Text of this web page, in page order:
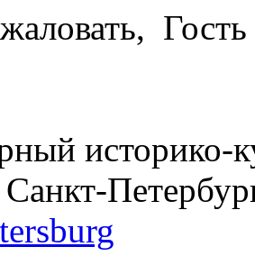
Гость
историко-